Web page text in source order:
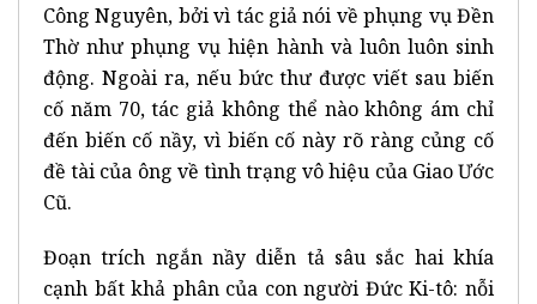
Công Nguyên, bởi vì tác giả nói về phụng vụ Đền
Thờ như phụng vụ hiện hành và luôn luôn sinh
động. Ngoài ra, nếu bức thư được viết sau biến
cố năm 70, tác giả không thể nào không ám chỉ
đến biến cố nầy, vì biến cố này rõ ràng củng cố
đề tài của ông về tình trạng vô hiệu của Giao Ước
Cũ.
Đoạn trích ngắn nầy diễn tả sâu sắc hai khía
cạnh bất khả phân của con người Đức Ki-tô: nỗi